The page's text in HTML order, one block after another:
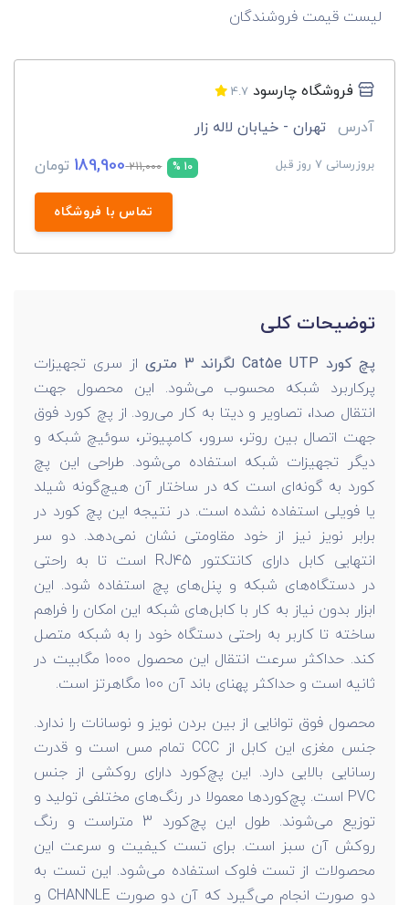
لیست قیمت فروشندگان
فروشگاه چارسود 4.7
آدرس تهران - خیابان لاله زار
بروزرسانی 7 روز قبل 10 %
211,000
189,900 تومان
تماس با فروشگاه
توضیحات کلی
پچ کورد Cat5e UTP لگراند 3 متری
از سری تجهیزات
پرکاربرد شبکه محسوب می‌شود. این محصول جهت
انتقال صدا، تصاویر و دیتا به کار می‌رود. از پچ کورد فوق
جهت اتصال بین روتر، سرور، کامپیوتر، سوئیچ شبکه و
دیگر تجهیزات شبکه استفاده می‌شود. طراحی این پچ
کورد به گونه‌ای است که در ساختار آن هیچ‌گونه شیلد
یا فویلی استفاده نشده است. در نتیجه این پچ کورد در
برابر نویز نیز از خود مقاومتی نشان نمی‌دهد. دو سر
انتهایی کابل دارای کانتکتور RJ45 است تا به راحتی
در دستگاه‌های شبکه و پنل‌های پچ استفاده شود. این
ابزار بدون نیاز به کار با کابل‌های شبکه این امکان را فراهم
ساخته تا کاربر به راحتی دستگاه خود را به شبکه متصل
کند. حداکثر سرعت انتقال این محصول 1000 مگابیت در
ثانیه است و حداکثر پهنای باند آن 100 مگاهرتز است.
محصول فوق توانایی از بین بردن نویز و نوسانات را ندارد.
جنس مغزی این کابل از CCC تمام مس است و قدرت
رسانایی بالایی دارد. این پچ‌کورد دارای روکشی از جنس
PVC است. پچ‌کوردها معمولا در رنگ‌های مختلفی تولید و
توزیع می‌شوند. طول این پچ‌کورد 3 متراست و رنگ
روکش آن سبز است. برای تست کیفیت و سرعت این
محصولات از تست فلوک استفاده می‌شود. این تست به
دو صورت انجام می‌گیرد که آن دو صورت CHANNLE و